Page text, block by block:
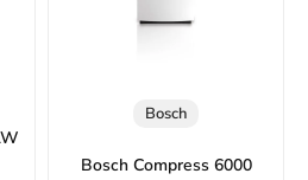
Bosch
Bosch Compress 6000